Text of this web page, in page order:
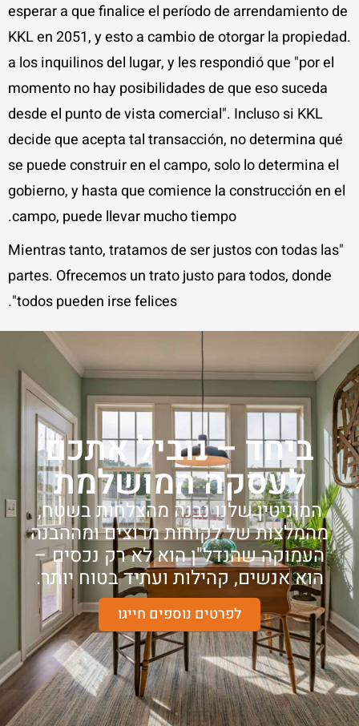
esperar a que finalice el período de arrendamiento de
KKL en 2051, y esto a cambio de otorgar la propiedad.
a los inquilinos del lugar, y les respondió que "por el
momento no hay posibilidades de que eso suceda
desde el punto de vista comercial". Incluso si KKL
decide que acepta tal transacción, no determina qué
se puede construir en el campo, solo lo determina el
gobierno, y hasta que comience la construcción en el
campo, puede llevar mucho tiempo.
"Mientras tanto, tratamos de ser justos con todas las
partes. Ofrecemos un trato justo para todos, donde
todos pueden irse felices".
ביחד – נוביל אתכם
לעסקה המושלמת
המוניטין שלנו נבנה מהצלחות בשטח,
מהמלצות של לקוחות מרוצים ומההבנה
העמוקה שהנדל"ן הוא לא רק נכסים –
הוא אנשים, קהילות ועתיד בטוח יותר.
לפרטים נוספים חייגו